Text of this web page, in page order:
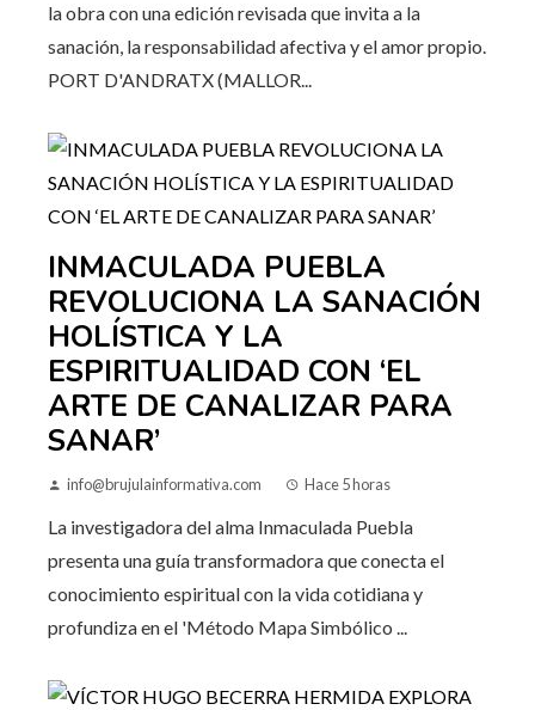
la obra con una edición revisada que invita a la
sanación, la responsabilidad afectiva y el amor propio.
PORT D'ANDRATX (MALLOR...
INMACULADA PUEBLA
REVOLUCIONA LA SANACIÓN
HOLÍSTICA Y LA
ESPIRITUALIDAD CON ‘EL
ARTE DE CANALIZAR PARA
SANAR’
info@brujulainformativa.com Hace 5 horas
La investigadora del alma Inmaculada Puebla
presenta una guía transformadora que conecta el
conocimiento espiritual con la vida cotidiana y
profundiza en el 'Método Mapa Simbólico ...